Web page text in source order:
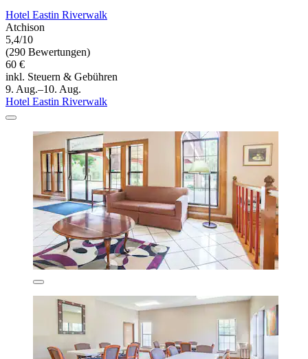
Hotel Eastin Riverwalk
Atchison
5,4/10
(290 Bewertungen)
60 €
inkl. Steuern & Gebühren
9. Aug.–10. Aug.
Hotel Eastin Riverwalk